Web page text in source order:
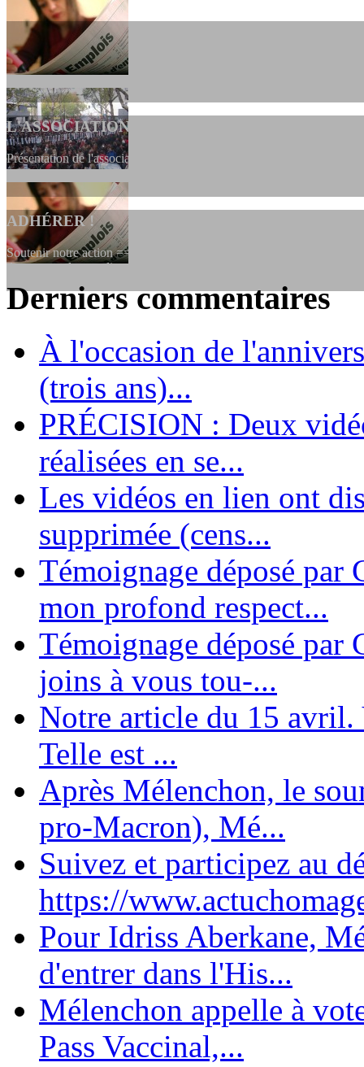
L'ASSOCIATION
Présentation de l'association et de sa charte qui encadre nos actions
ADHÉRER !
Soutenir notre action ==> Si vous souhaitez adhérer à
dessous, en le remplissant et en...
En 2004, une dizaine de personnes contribuèrent au lancement de
dernières années. L'aventure se pou...
Derniers commentaires
À l'occasion de
(trois ans)...
PRÉCISION : Deux
réalisées en se...
Les vidéos en lien ont
supprimée (cens...
Témoignage déposé par
mon profond respect...
Témoignage déposé par
joins à vous tou-...
Notre article du 15 avril.
Telle est ...
Après Mélenchon, le
pro-Macron), Mé...
Suivez et participez au
https://
Pour Idriss Aberkane,
d'entrer dans l'His...
Mélenchon appelle à
Pass Vaccinal,...